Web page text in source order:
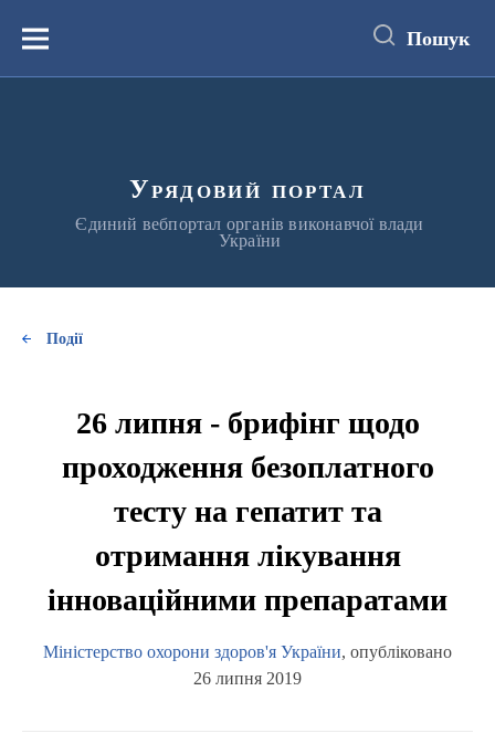
вмістуМеню Пошук
Урядовий портал
Єдиний вебпортал органів виконавчої влади
України
Події
26 липня - брифінг щодо
проходження безоплатного
тесту на гепатит та
отримання лікування
інноваційними препаратами
Міністерство охорони здоров'я України, опубліковано
26 липня 2019